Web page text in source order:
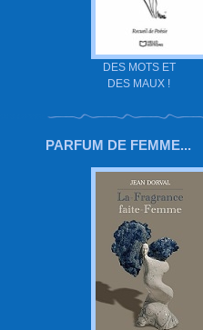
DES MOTS ET
DES MAUX !
PARFUM DE FEMME...